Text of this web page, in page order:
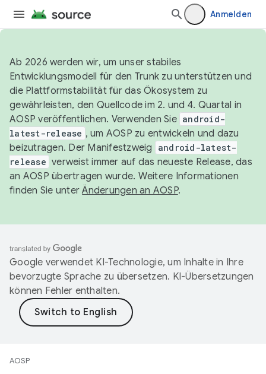
Anmelden
Ab 2026 werden wir, um unser stabiles
Entwicklungsmodell für den Trunk zu unterstützen und
die Plattformstabilität für das Ökosystem zu
gewährleisten, den Quellcode im 2. und 4. Quartal in
AOSP veröffentlichen. Verwenden Sie android-
latest-release , um AOSP zu entwickeln und dazu
beizutragen. Der Manifestzweig
android-latest-
release verweist immer auf das neueste Release, das
an AOSP übertragen wurde. Weitere Informationen
finden Sie unterÄnderungen an AOSP.
Google verwendet KI-Technologie, um Inhalte in Ihre
bevorzugte Sprache zu übersetzen. KI-Übersetzungen
können Fehler enthalten.
AOSP